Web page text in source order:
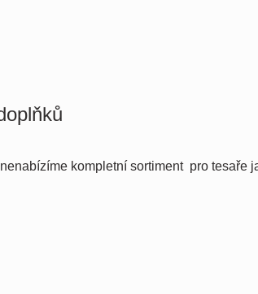
kompletní sortiment pro tesaře